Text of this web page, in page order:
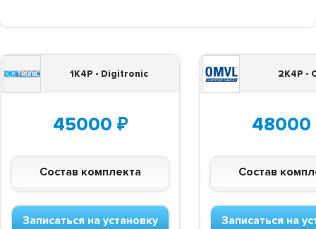
1K4P - Digitronic
45000 ₽
Состав комплекта
Записаться на установку
2K4P -
48000
Состав
Записаться на